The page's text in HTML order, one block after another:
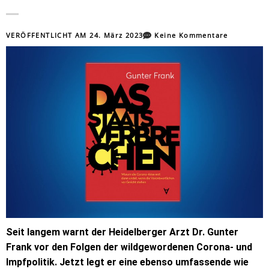
VERÖFFENTLICHT AM24. März 2023 Keine Kommentare
Seit langem warnt der Heidelberger Arzt Dr. Gunter
Frank vor den Folgen der wildgewordenen Corona- und
Impfpolitik. Jetzt legt er eine ebenso umfassende wie